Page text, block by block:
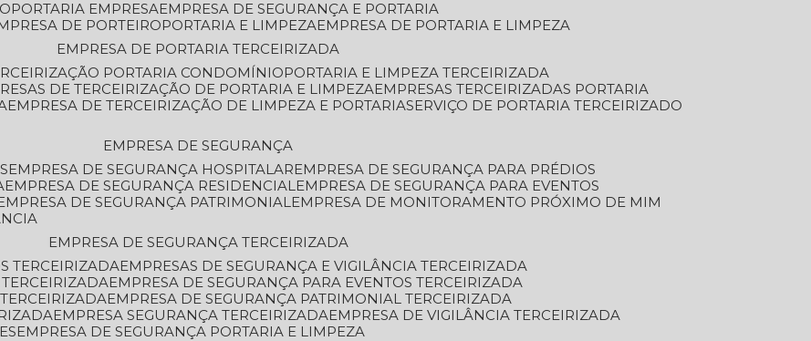
PORTARIA EMPRESA
EMPRESA DE SEGURANÇA E PORTARIA
DE PORTEIRO PORTARIA E LIMPEZA
EMPRESA DE PORTARIA E LIMPEZA
EMPRESA DE PORTARIA TERCEIRIZADA
PORTARIA CONDOMÍNIO
PORTARIA E LIMPEZA TERCEIRIZADA
DE TERCEIRIZAÇÃO DE PORTARIA E LIMPEZA
EMPRESAS TERCEIRIZADAS PORTARIA
EMPRESA DE TERCEIRIZAÇÃO DE LIMPEZA E PORTARIA SERVIÇO DE PORTARIA TERCEIRIZADO
EMPRESA DE SEGURANÇA
EMPRESA DE SEGURANÇA HOSPITALAR
EMPRESA DE SEGURANÇA PARA PRÉDIOS
EMPRESA DE SEGURANÇA RESIDENCIAL
EMPRESA DE SEGURANÇA PARA EVENTOS
EMPRESA DE SEGURANÇA PATRIMONIAL
EMPRESA DE MONITORAMENTO PRÓXIMO DE MIM
EMPRESA DE SEGURANÇA TERCEIRIZADA
TERCEIRIZADA
EMPRESAS DE SEGURANÇA E VIGILÂNCIA TERCEIRIZADA
TERCEIRIZADA
EMPRESA DE SEGURANÇA PARA EVENTOS TERCEIRIZADA
EMPRESA DE SEGURANÇA PATRIMONIAL TERCEIRIZADA
EMPRESA SEGURANÇA TERCEIRIZADA
EMPRESA DE VIGILÂNCIA TERCEIRIZADA
EMPRESA DE SEGURANÇA PORTARIA E LIMPEZA